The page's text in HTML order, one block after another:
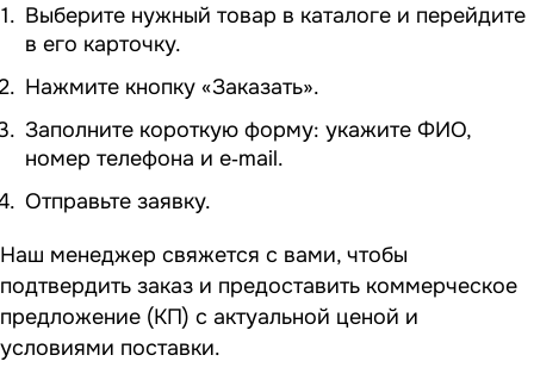
Выберите нужный товар в каталоге и перейдите
в его карточку.
Нажмите кнопку «Заказать».
Заполните короткую форму: укажите ФИО,
номер телефона и e‑mail.
Отправьте заявку.
Наш менеджер свяжется с вами, чтобы
подтвердить заказ и предоставить коммерческое
предложение (КП) с актуальной ценой и
условиями поставки.